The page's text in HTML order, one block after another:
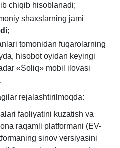
chiqib hisoblanadi;
shaхslarning jami
tomonidan fuqarolarning
hisobot oyidan keyingi
«Soliq» mobil ilovasi
rejalashtirilmoqda:
faoliyatini kuzatish va
raqamli platformani (EV-
sinov versiyasini